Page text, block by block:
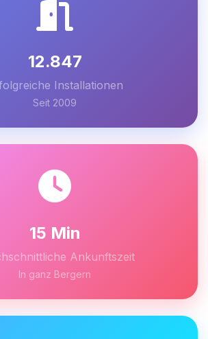
12.847
Installationen
Seit 2009
15 Min
Ankunftszeit
In ganz Bergern